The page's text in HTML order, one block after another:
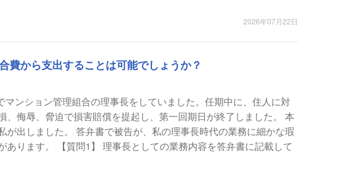
2026年07月22日
費から支出することは可能でしょうか？
マンション管理組合の理事長をしていました。任期中に、住人に対
、侮辱、脅迫で損害賠償を提起し、第一回期日が終了しました。 本
が出しました。 答弁書で被告が、私の理事長時代の業務に細かな瑕
業務内容を答弁書に記載して